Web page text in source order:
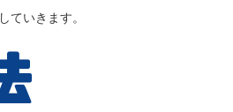
ていきます。